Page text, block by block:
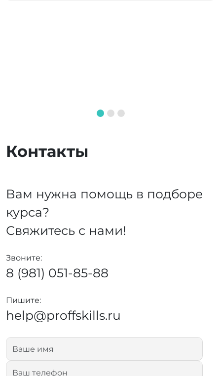
Контакты
Вам нужна помощь в подборе
курса?
Свяжитесь с нами!
Звоните:
8 (981) 051-85-88
Пишите:
help@proffskills.ru